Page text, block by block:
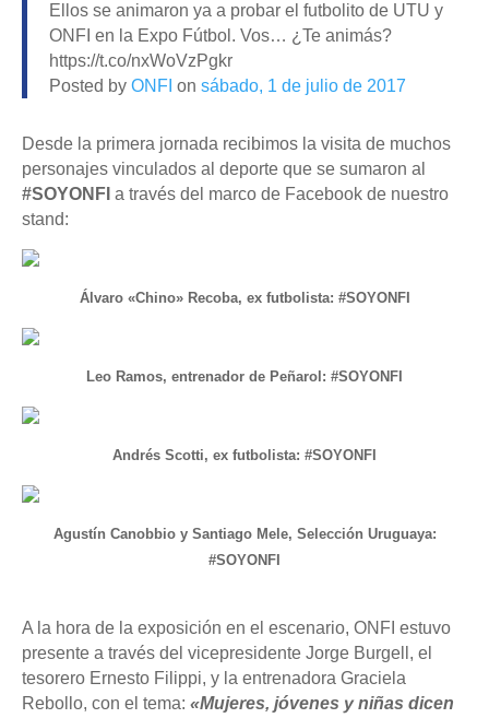
Ellos se animaron ya a probar el futbolito de UTU y
ONFI en la Expo Fútbol. Vos… ¿Te animás?
https://t.co/nxWoVzPgkr
Posted by ONFI on sábado, 1 de julio de 2017
Desde la primera jornada recibimos la visita de muchos
personajes vinculados al deporte que se sumaron al
#SOYONFI a través del marco de Facebook de nuestro
stand:
Álvaro «Chino» Recoba, ex futbolista: #SOYONFI
Leo Ramos, entrenador de Peñarol: #SOYONFI
Andrés Scotti, ex futbolista: #SOYONFI
Agustín Canobbio y Santiago Mele, Selección Uruguaya:
#SOYONFI
A la hora de la exposición en el escenario, ONFI estuvo
presente a través del vicepresidente Jorge Burgell, el
tesorero Ernesto Filippi, y la entrenadora Graciela
Rebollo, con el tema: «Mujeres, jóvenes y niñas dicen